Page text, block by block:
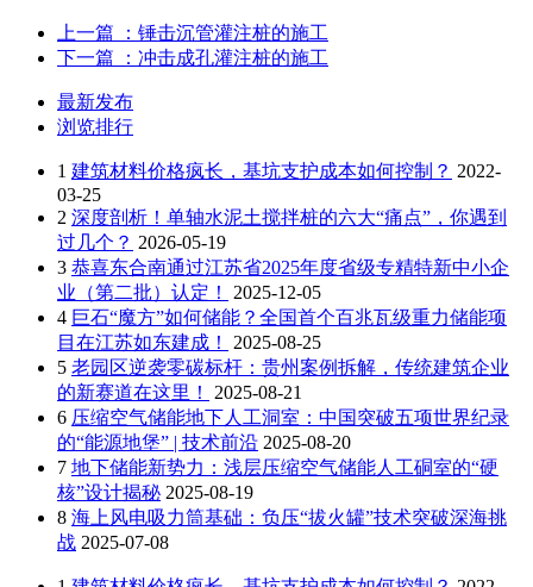
上一篇
：锤击沉管灌注桩的施工
下一篇
：冲击成孔灌注桩的施工
最新发布
浏览排行
1 建筑材料价格疯长，基坑支护成本如何控制？ 2022-
03-25
2 深度剖析！单轴水泥土搅拌桩的六大“痛点”，你遇到
过几个？ 2026-05-19
3 恭喜东合南通过江苏省2025年度省级专精特新中小企
业（第二批）认定！
2025-12-05
4 巨石“魔方”如何储能？全国首个百兆瓦级重力储能项
目在江苏如东建成！
2025-08-25
5 老园区逆袭零碳标杆：贵州案例拆解，传统建筑企业
的新赛道在这里！
2025-08-21
6 压缩空气储能地下人工洞室：中国突破五项世界纪录
的“能源地堡” | 技术前沿 2025-08-20
7 地下储能新势力：浅层压缩空气储能人工硐室的“硬
核”设计揭秘 2025-08-19
8 海上风电吸力筒基础：负压“拔火罐”技术突破深海挑
战 2025-07-08